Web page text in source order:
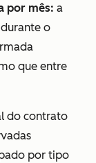
por mês: a
o
que entre
do contrato
por tipo